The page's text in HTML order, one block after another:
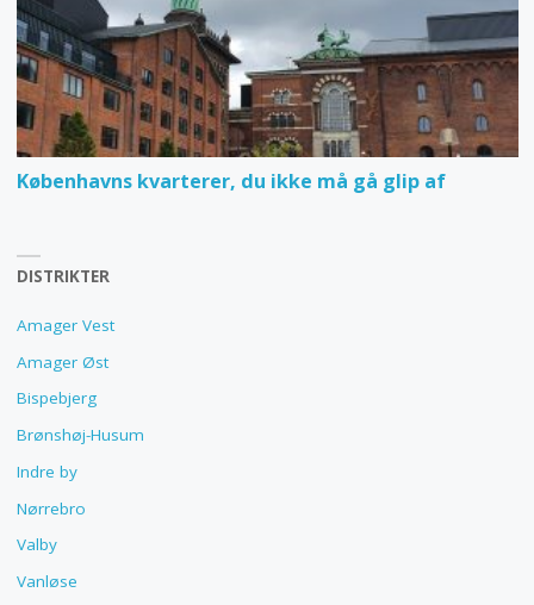
Københavns kvarterer, du ikke må gå glip af
DISTRIKTER
Amager Vest
Amager Øst
Bispebjerg
Brønshøj-Husum
Indre by
Nørrebro
Valby
Vanløse